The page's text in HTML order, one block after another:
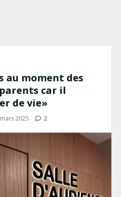
au moment des
car il
de vie»
2025 2